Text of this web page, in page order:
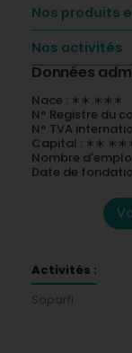
Nos produits
Nos activités
Données
Nace : ∗∗.∗∗∗
N° Registre du
N° TVA
Capital : ∗∗
Nombre
Date de
Activités :
Soparfi